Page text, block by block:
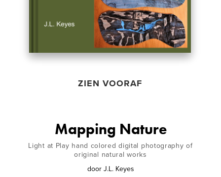
ZIEN VOORAF
Mapping Nature
Light at Play hand colored digital photography of
original natural works
door J.L. Keyes